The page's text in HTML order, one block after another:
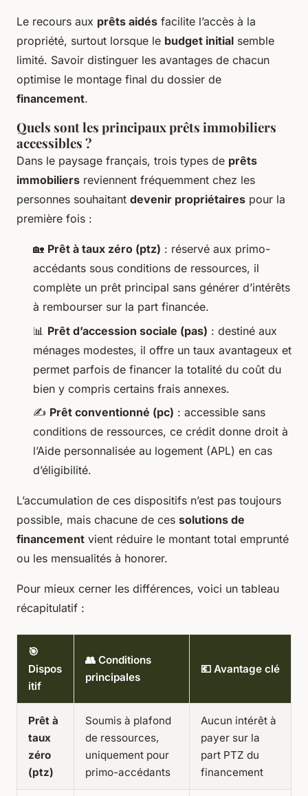
Le recours aux prêts aidés facilite l’accès à la
propriété, surtout lorsque le budget initial semble
limité. Savoir distinguer les avantages de chacun
optimise le montage final du dossier de
financement.
Quels sont les principaux prêts immobiliers
accessibles ?
Dans le paysage français, trois types de prêts
immobiliers reviennent fréquemment chez les
personnes souhaitant devenir propriétaires pour la
première fois :
🏡 Prêt à taux zéro (ptz) : réservé aux primo-
accédants sous conditions de ressources, il
complète un prêt principal sans générer d’intérêts
à rembourser sur la part financée.
📊 Prêt d’accession sociale (pas) : destiné aux
ménages modestes, il offre un taux avantageux et
permet parfois de financer la totalité du coût du
bien y compris certains frais annexes.
✍️ Prêt conventionné (pc) : accessible sans
conditions de ressources, ce crédit donne droit à
l’Aide personnalisée au logement (APL) en cas
d’éligibilité.
L’accumulation de ces dispositifs n’est pas toujours
possible, mais chacune de ces solutions de
financement vient réduire le montant total emprunté
ou les mensualités à honorer.
Pour mieux cerner les différences, voici un tableau
récapitulatif :
🎯
Dispos
itif
👥 Conditions
principales
💶 Avantage clé
Prêt à
taux
zéro
(ptz)
Soumis à plafond
de ressources,
uniquement pour
primo-accédants
Aucun intérêt à
payer sur la
part PTZ du
financement